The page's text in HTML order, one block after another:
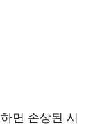
면 손상된 시